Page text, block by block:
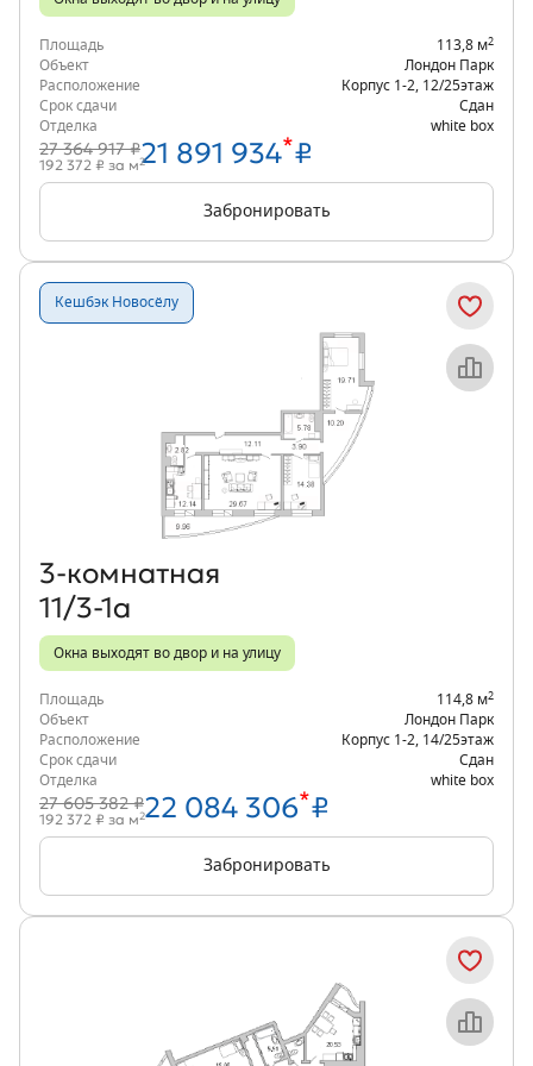
Площадь 113,8 м2
Объект
Лондон Парк
Расположение
Корпус 1-2 12/25этаж
Срок сдачи
Сдан
Отделка
white box
27 364 917 ₽21 891 934*₽
192 372 ₽ за м2
Забронировать
Кешбэк Новосёлу
Объект месяца
3‑комнатная
11/3-1а
Окна выходят во двор и на улицу
Площадь 114,8 м2
Объект
Лондон Парк
Расположение
Корпус 1-2 14/25этаж
Срок сдачи
Сдан
Отделка
white box
27 605 382 ₽22 084 306*₽
192 372 ₽ за м2
Забронировать